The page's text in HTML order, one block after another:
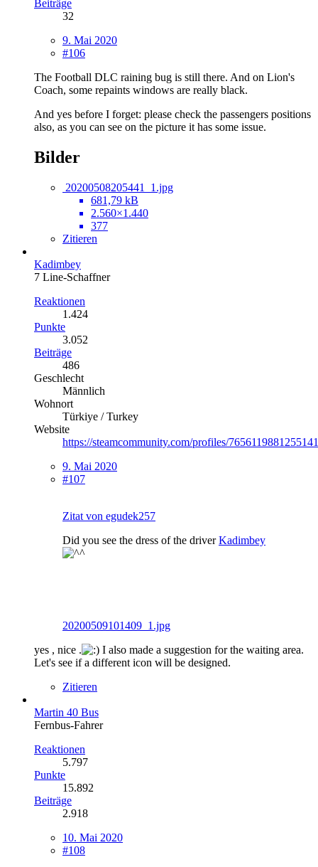
Beiträge
32
9. Mai 2020
#106
The Football DLC raining bug is still there. And on Lion's
Coach, some repaints windows are really black.
And yes before I forget: please check the passengers positions
also, as you can see on the picture it has some issue.
Bilder
20200508205441_1.jpg
681,79 kB
2.560×1.440
377
Zitieren
Kadimbey
7 Line-Schaffner
Reaktionen
1.424
Punkte
3.052
Beiträge
486
Geschlecht
Männlich
Wohnort
Türkiye / Turkey
Website
https://steamcommunity.com/profiles/
9. Mai 2020
#107
Zitat von egudek257
Did you see the dress of the driverKadimbey
20200509101409_1.jpg
yes , nice .
I also made a suggestion for the waiting area.
Let's see if a different icon will be designed.
Zitieren
Martin 40 Bus
Fernbus-Fahrer
Reaktionen
5.797
Punkte
15.892
Beiträge
2.918
10. Mai 2020
#108